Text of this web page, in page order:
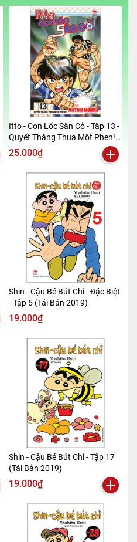
Itto - Cơn Lốc Sân Cỏ - Tập 13 -
Quyết Thắng Thua Một Phen!!
(Tái Bản 2024)
25.000₫
Shin - Cậu Bé Bút Chì - Đặc Biệt
- Tập 5 (Tái Bản 2019)
19.000₫
Shin - Cậu Bé Bút Chì - Tập 17
(Tái Bản 2019)
19.000₫